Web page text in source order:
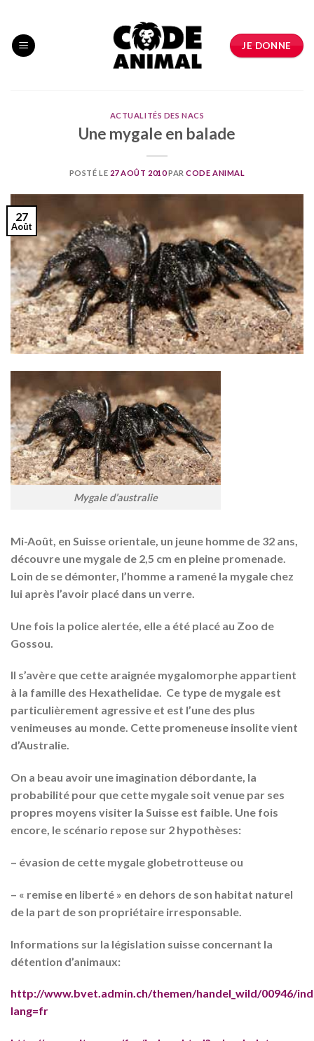
content
JE DONNE
ACTUALITÉS DES NACS
Une mygale en balade
POSTÉ LE 27 AOÛT 2010PARCODE ANIMAL
27
Août
Mygale d’australie
Mi-Août, en Suisse orientale, un jeune homme de 32 ans,
découvre une mygale de 2,5 cm en pleine promenade.
Loin de se démonter, l’homme a ramené la mygale chez
lui après l’avoir placé dans un verre.
Une fois la police alertée, elle a été placé au Zoo de
Gossou.
Il s’avère que cette araignée mygalomorphe appartient
à la famille des Hexathelidae. Ce type de mygale est
particulièrement agressive et est l’une des plus
venimeuses au monde. Cette promeneuse insolite vient
d’Australie.
On a beau avoir une imagination débordante, la
probabilité pour que cette mygale soit venue par ses
propres moyens visiter la Suisse est faible. Une fois
encore, le scénario repose sur 2 hypothèses:
– évasion de cette mygale globetrotteuse ou
– « remise en liberté » en dehors de son habitat naturel
de la part de son propriétaire irresponsable.
Informations sur la législation suisse concernant la
détention d’animaux:
http://www.bvet.admin.ch/themen/handel_wild/00946/
lang=fr